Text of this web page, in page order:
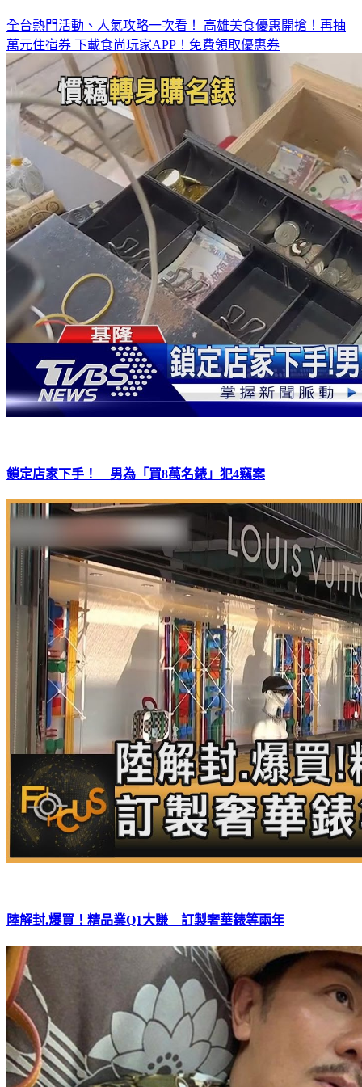
全台熱門活動、人氣攻略一次看！ 高雄美食優惠開搶！再抽
萬元住宿券 下載食尚玩家APP！免費領取優惠券
鎖定店家下手！ 男為「買8萬名錶」犯4竊案
陸解封.爆買！精品業Q1大賺 訂製奢華錶等兩年